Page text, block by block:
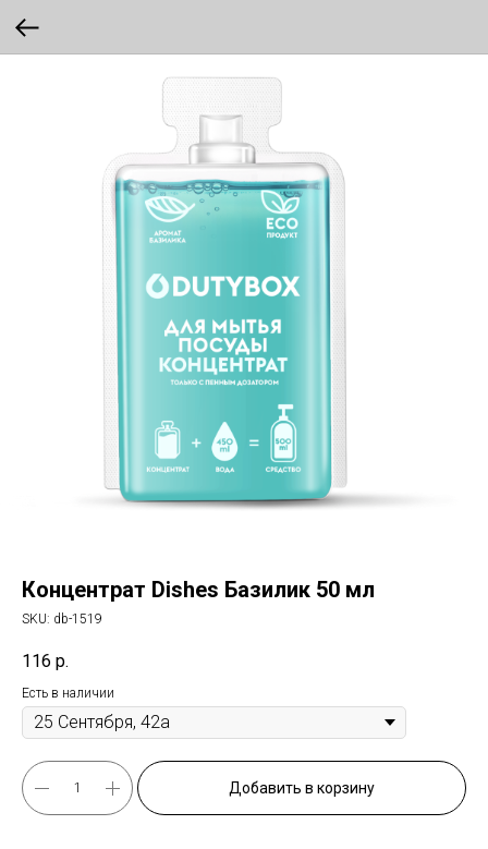
Концентрат Dishes Базилик 50 мл
SKU: db-1519
116 р.
Есть в наличии
Добавить в корзину